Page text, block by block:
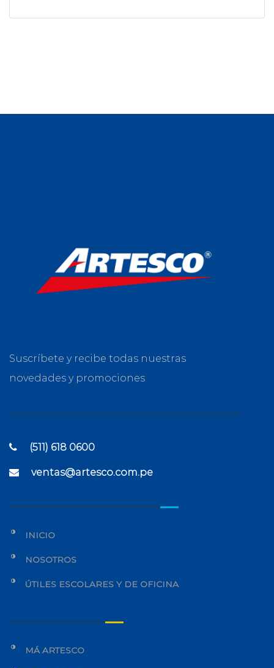
Suscríbete y recibe todas nuestras
novedades y promociones
(511) 618 0600
ventas@artesco.com.pe
INICIO
NOSOTROS
ÚTILES ESCOLARES Y DE OFICINA
MÁ ARTESCO